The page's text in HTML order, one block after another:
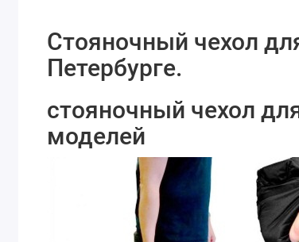
Стояночный чехол
Петербурге.
стояночный чехол
моделей